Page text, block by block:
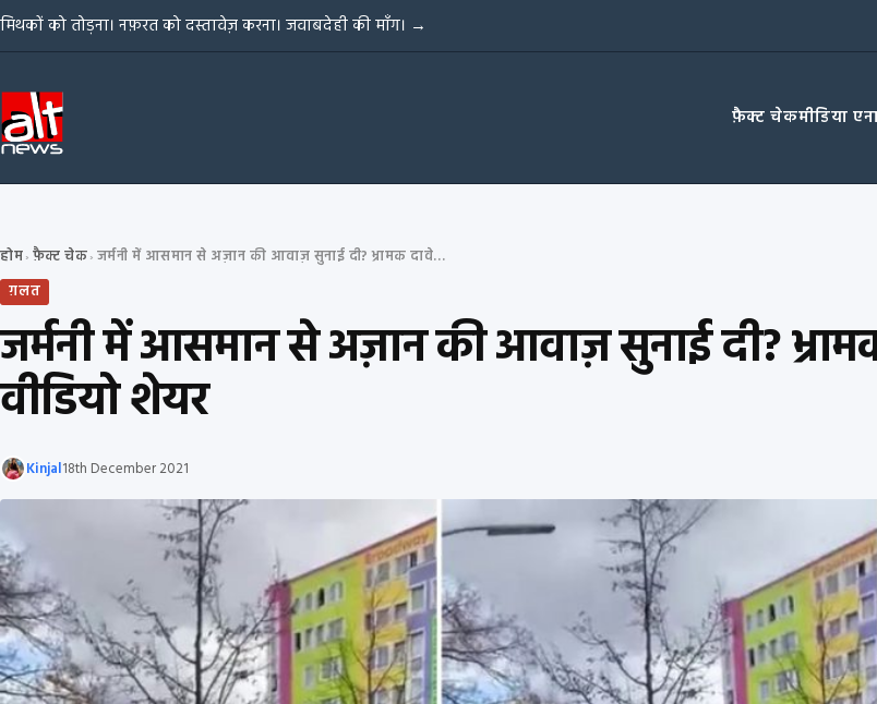
Skip to content
मिथकों को तोड़ना। नफ़रत को दस्तावेज़ करना। जवाबदेही की माँग। →
फ़ैक्ट चेकमीडिया
होम› फ़ैक्ट चेक›
जर्मनी में आसमान से अज़ान की आवाज़ सुनाई दी? भ्रामक दावे के साथ पुराना वीडियो शेयर
ग़लत
जर्मनी में आसमान से अज़ान की आवाज़ सुनाई दी?
वीडियो शेयर
Kinjal18th December 2021